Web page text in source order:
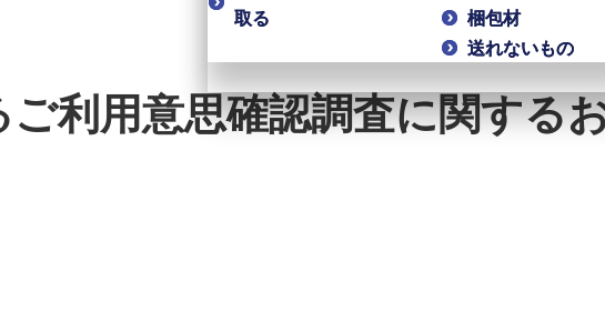
取る
梱包材
送れないもの
取る
梱包材
送れないもの
利用意思確認調査に関する